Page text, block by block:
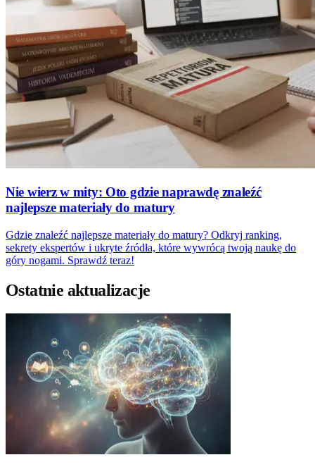
Nie wierz w mity: Oto gdzie naprawdę znaleźć
najlepsze materiały do matury
Gdzie znaleźć najlepsze materiały do matury? Odkryj ranking,
sekrety ekspertów i ukryte źródła, które wywrócą twoją naukę do
góry nogami. Sprawdź teraz!
Ostatnie aktualizacje